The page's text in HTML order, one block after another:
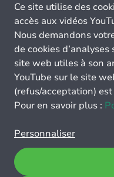
Ce site utilise des
accès aux vidéos
Nous demandons
de cookies
site web utiles à son
YouTube sur le site
(refus/acceptation)
Pour en savoir plus :
Personnaliser